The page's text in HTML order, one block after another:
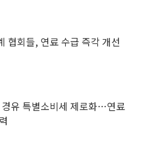
협회들, 연료 수급 즉각 개선
유 특별소비세 제로화…연료